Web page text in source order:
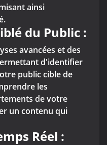
ainsi
du Public :
avancées et des
d'identifier
public cible de
les
de votre
un contenu qui
Réel :